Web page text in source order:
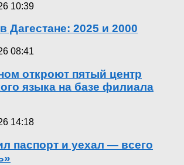
10:39
Дагестане: 2025 и 2000
08:41
откроют пятый центр
языка на базе филиала
14:18
паспорт и уехал — всего